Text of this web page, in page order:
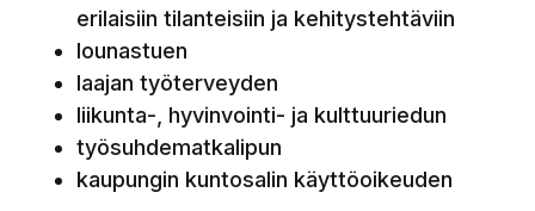
erilaisiin tilanteisiin ja kehitystehtäviin
lounastuen
laajan työterveyden
liikunta-, hyvinvointi- ja kulttuuriedun
työsuhdematkalipun
kaupungin kuntosalin käyttöoikeuden